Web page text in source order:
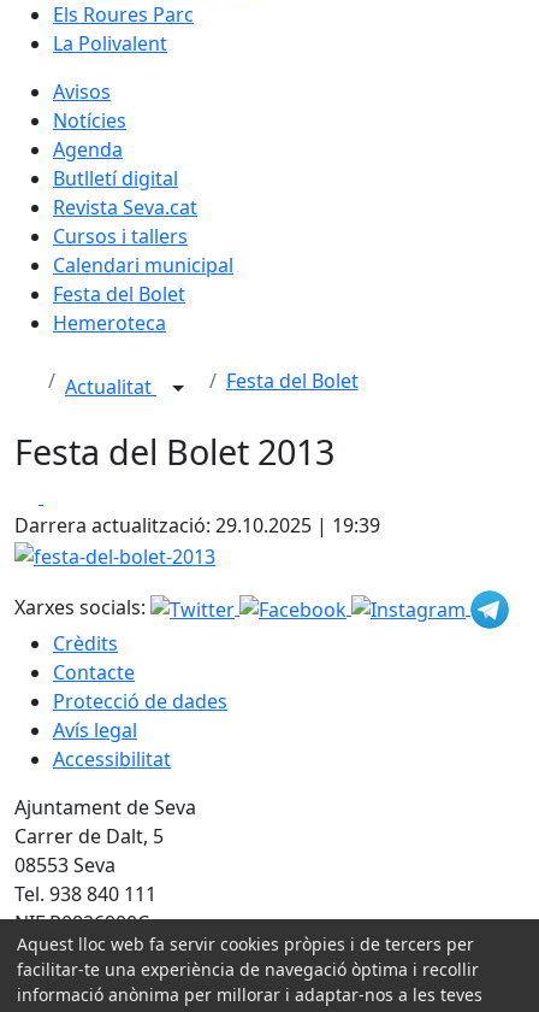
Els Roures Parc
La Polivalent
Avisos
Notícies
Agenda
Butlletí digital
Revista Seva.cat
Cursos i tallers
Calendari municipal
Festa del Bolet
Hemeroteca
Actualitat Festa del Bolet
Festa del Bolet 2013
Darrera actualització: 29.10.2025 | 19:39
festa-del-bolet-2013
Xarxes socials:
Crèdits
Contacte
Protecció de dades
Avís legal
Accessibilitat
Ajuntament de Seva
Carrer de Dalt, 5
08553 Seva
Tel. 938 840 111
NIF P0826900C
Amb la col·laboració de:
Aquest lloc web fa servir cookies pròpies i de tercers per
facilitar-te una experiència de navegació òptima i recollir
informació anònima per millorar i adaptar-nos a les teves